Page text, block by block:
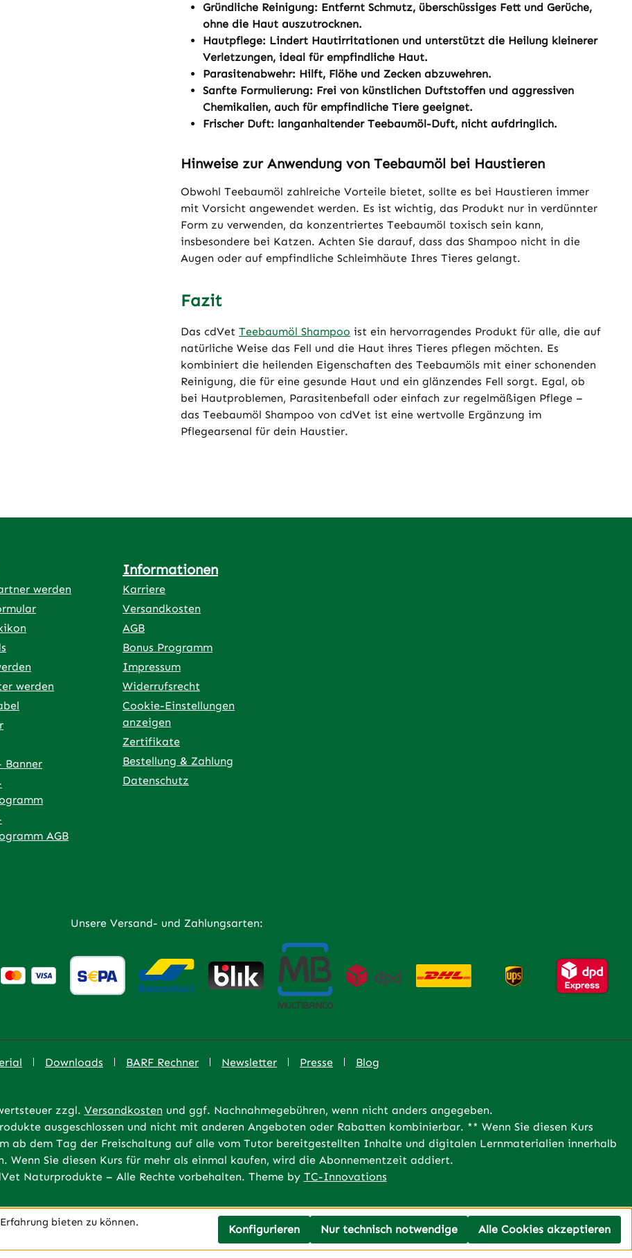
Gründliche Reinigung: Entfernt Schmutz, überschüssiges Fett und Gerüche,
ohne die Haut auszutrocknen.
Hautpflege: Lindert Hautirritationen und unterstützt die Heilung kleinerer
Verletzungen, ideal für empfindliche Haut.
Parasitenabwehr: Hilft, Flöhe und Zecken abzuwehren.
Sanfte Formulierung: Frei von künstlichen Duftstoffen und aggressiven
Chemikalien, auch für empfindliche Tiere geeignet.
Frischer Duft: langanhaltender Teebaumöl-Duft, nicht aufdringlich.
Hinweise zur Anwendung von Teebaumöl bei Haustieren
Obwohl Teebaumöl zahlreiche Vorteile bietet, sollte es bei Haustieren immer
mit Vorsicht angewendet werden. Es ist wichtig, das Produkt nur in verdünnter
Form zu verwenden, da konzentriertes Teebaumöl toxisch sein kann,
insbesondere bei Katzen. Achten Sie darauf, dass das Shampoo nicht in die
Augen oder auf empfindliche Schleimhäute Ihres Tieres gelangt.
Fazit
Das cdVet Teebaumöl Shampoo ist ein hervorragendes Produkt für alle, die auf
natürliche Weise das Fell und die Haut ihres Tieres pflegen möchten. Es
kombiniert die heilenden Eigenschaften des Teebaumöls mit einer schonenden
Reinigung, die für eine gesunde Haut und ein glänzendes Fell sorgt. Egal, ob
bei Hautproblemen, Parasitenbefall oder einfach zur regelmäßigen Pflege –
das Teebaumöl Shampoo von cdVet ist eine wertvolle Ergänzung im
Pflegearsenal für dein Haustier.
Link)
(externer Link)
Tab (externer Link)
neuem Tab (externer Link)
in neuem Tab (externer Link)
an – öffnet in neuem Tab (externer Link)
werden
werden
AGB
Informationen
Karriere
Versandkosten
AGB
Bonus Programm
Impressum
Widerrufsrecht
Cookie-Einstellungen
anzeigen
Zertifikate
Bestellung & Zahlung
Datenschutz
Unsere Versand- und Zahlungsarten:
Downloads BARF Rechner Newsletter Presse Blog
zzgl. Versandkosten und ggf. Nachnahmegebühren, wenn nicht anders angegeben.
ausgeschlossen und nicht mit anderen Angeboten oder Rabatten kombinierbar. ** Wenn Sie diesen Kurs
ab dem Tag der Freischaltung auf alle vom Tutor bereitgestellten Inhalte und digitalen Lernmaterialien innerhalb
Wenn Sie diesen Kurs für mehr als einmal kaufen, wird die Abonnementzeit addiert.
Naturprodukte – Alle Rechte vorbehalten. Theme by TC-Innovations
bieten zu können.
Nur technisch notwendige
Konfigurieren Alle Cookies akzeptieren